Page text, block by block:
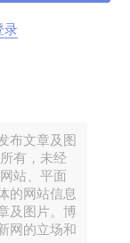
挥和乐队（我
因。这三首曲
D大调第四号
》, 《降B大调
》。它们都是
响曲，使用的
录
文章及图
有，未经
站、平面
的网站信息
及图片。博
网的立场和